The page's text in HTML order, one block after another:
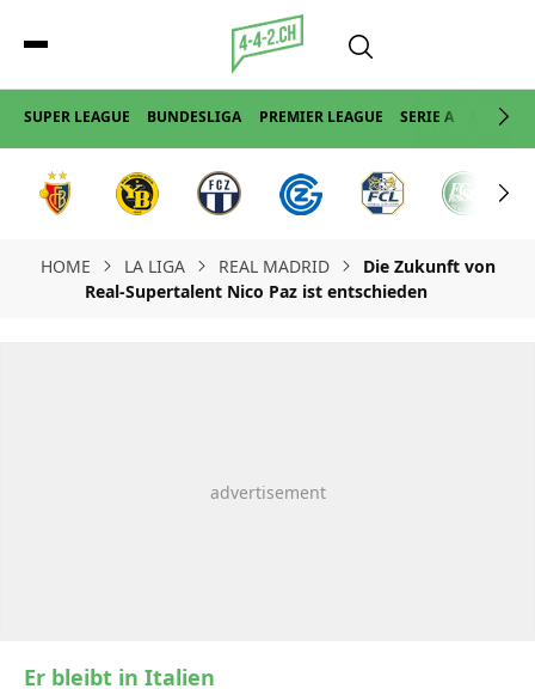
SUPER LEAGUE BUNDESLIGA PREMIER LEAGUE SERIE A LA LIGA
HOME LA LIGA REAL MADRID
Die Zukunft von
Real-Supertalent Nico Paz ist entschieden
Er bleibt in Italien